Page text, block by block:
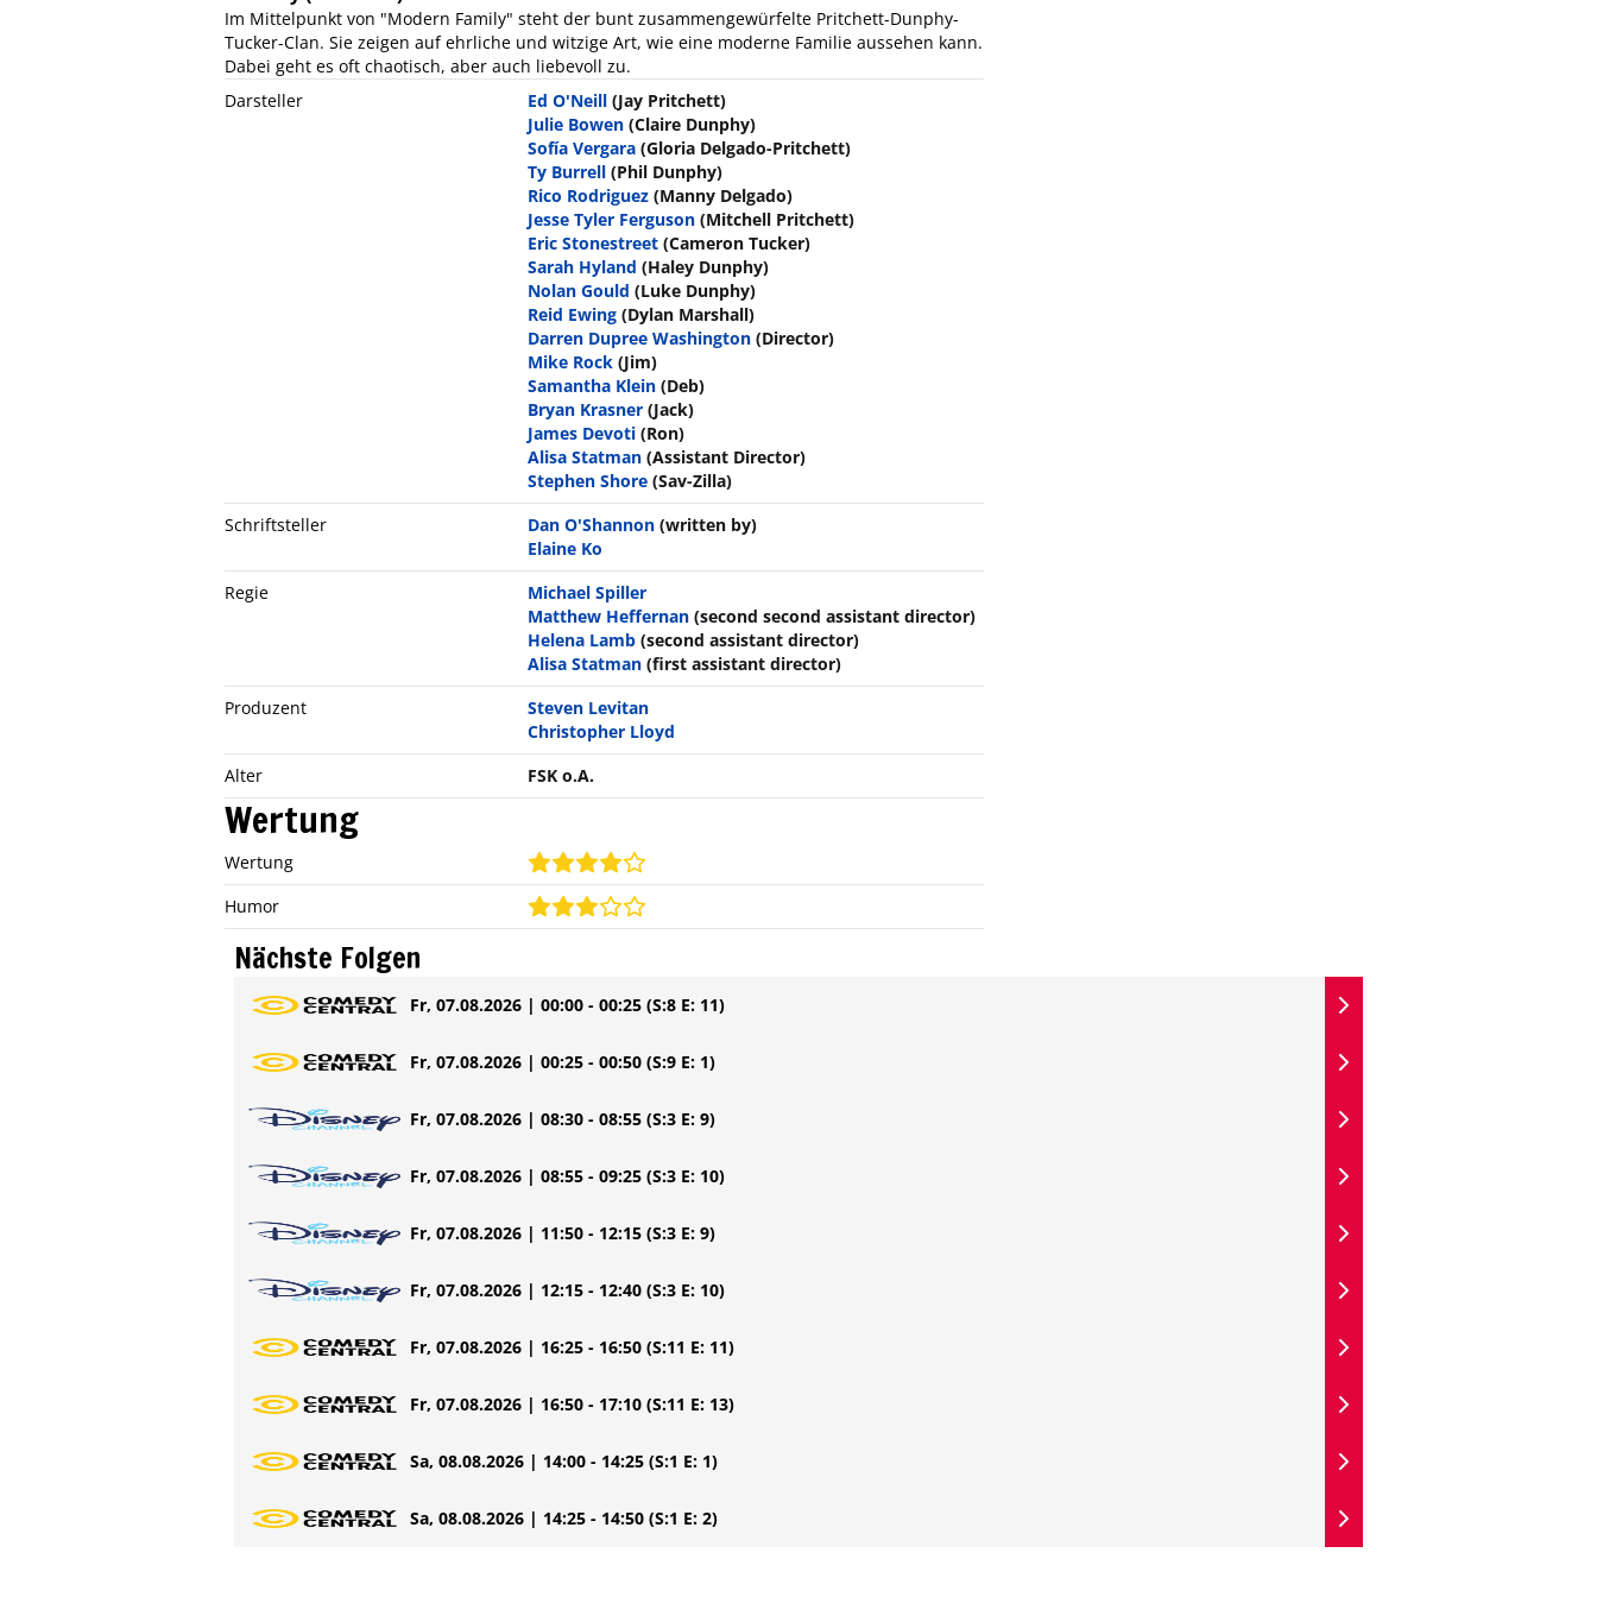
Im Mittelpunkt von "Modern Family" steht der bunt zusammengewürfelte Pritchett-Dunphy-
Tucker-Clan. Sie zeigen auf ehrliche und witzige Art, wie eine moderne Familie aussehen kann.
Dabei geht es oft chaotisch, aber auch liebevoll zu.
Darsteller
Ed O'Neill (Jay Pritchett)
Julie Bowen (Claire Dunphy)
Sofía Vergara (Gloria Delgado-Pritchett)
Ty Burrell (Phil Dunphy)
Rico Rodriguez (Manny Delgado)
Jesse Tyler Ferguson (Mitchell Pritchett)
Eric Stonestreet (Cameron Tucker)
Sarah Hyland (Haley Dunphy)
Nolan Gould (Luke Dunphy)
Reid Ewing (Dylan Marshall)
Darren Dupree Washington (Director)
Mike Rock (Jim)
Samantha Klein (Deb)
Bryan Krasner (Jack)
James Devoti (Ron)
Alisa Statman (Assistant Director)
Stephen Shore (Sav-Zilla)
Schriftsteller
Dan O'Shannon (written by)
Elaine Ko
Regie
Michael Spiller
Matthew Heffernan (second second assistant director)
Helena Lamb (second assistant director)
Alisa Statman (first assistant director)
Produzent
Steven Levitan
Christopher Lloyd
Alter
FSK o.A.
Wertung
Wertung
Humor
Nächste Folgen
Fr, 07.08.2026 | 00:00 - 00:25 (S:8 E: 11)
Fr, 07.08.2026 | 00:25 - 00:50 (S:9 E: 1)
Fr, 07.08.2026 | 08:30 - 08:55 (S:3 E: 9)
Fr, 07.08.2026 | 08:55 - 09:25 (S:3 E: 10)
Fr, 07.08.2026 | 11:50 - 12:15 (S:3 E: 9)
Fr, 07.08.2026 | 12:15 - 12:40 (S:3 E: 10)
Fr, 07.08.2026 | 16:25 - 16:50 (S:11 E: 11)
Fr, 07.08.2026 | 16:50 - 17:10 (S:11 E: 13)
Sa, 08.08.2026 | 14:00 - 14:25 (S:1 E: 1)
Sa, 08.08.2026 | 14:25 - 14:50 (S:1 E: 2)